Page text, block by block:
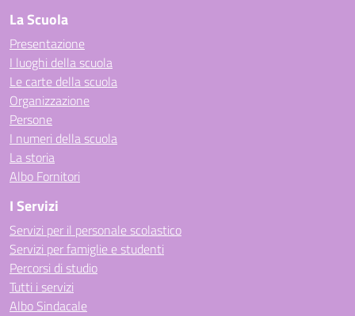
La Scuola
Presentazione
I luoghi della scuola
Le carte della scuola
Organizzazione
Persone
I numeri della scuola
La storia
Albo Fornitori
I Servizi
Servizi per il personale scolastico
Servizi per famiglie e studenti
Percorsi di studio
Tutti i servizi
Albo Sindacale